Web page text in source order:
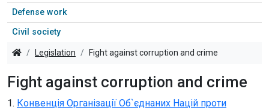
Defense work
Civil society
Legislation Fight against corruption and crime
Fight against corruption and crime
1. Конвенція Організації Об`єднаних Націй проти